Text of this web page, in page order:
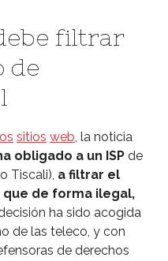
filtrar
de
sitios web, la noticia
obligado a un ISP de
Tiscali), a filtrar el
de forma ilegal,
ha sido acogida
de las teleco, y con
de derechos